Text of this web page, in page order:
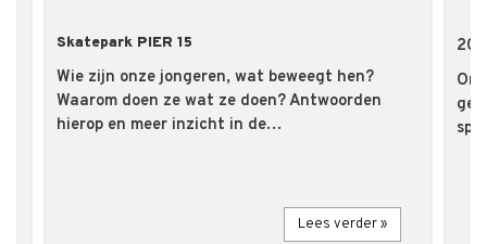
Skatepark PIER 15
Wie zijn onze jongeren, wat beweegt hen?
Waarom doen ze wat ze doen? Antwoorden
hierop en meer inzicht in de…
Lees verder »
20